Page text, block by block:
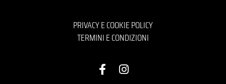
PRIVACY E COOKIE POLICY
TERMINI E CONDIZIONI